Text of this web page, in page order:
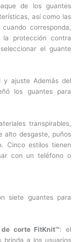
de los guantes
así como las
corresponda,
protección contra
el guante
y ajuste Además del
los guantes para
transpirables,
alto desgaste, puños
Cinco estilos tienen
con un teléfono o
siete guantes para
corte FitKnit™: el
brinda a los usuarios